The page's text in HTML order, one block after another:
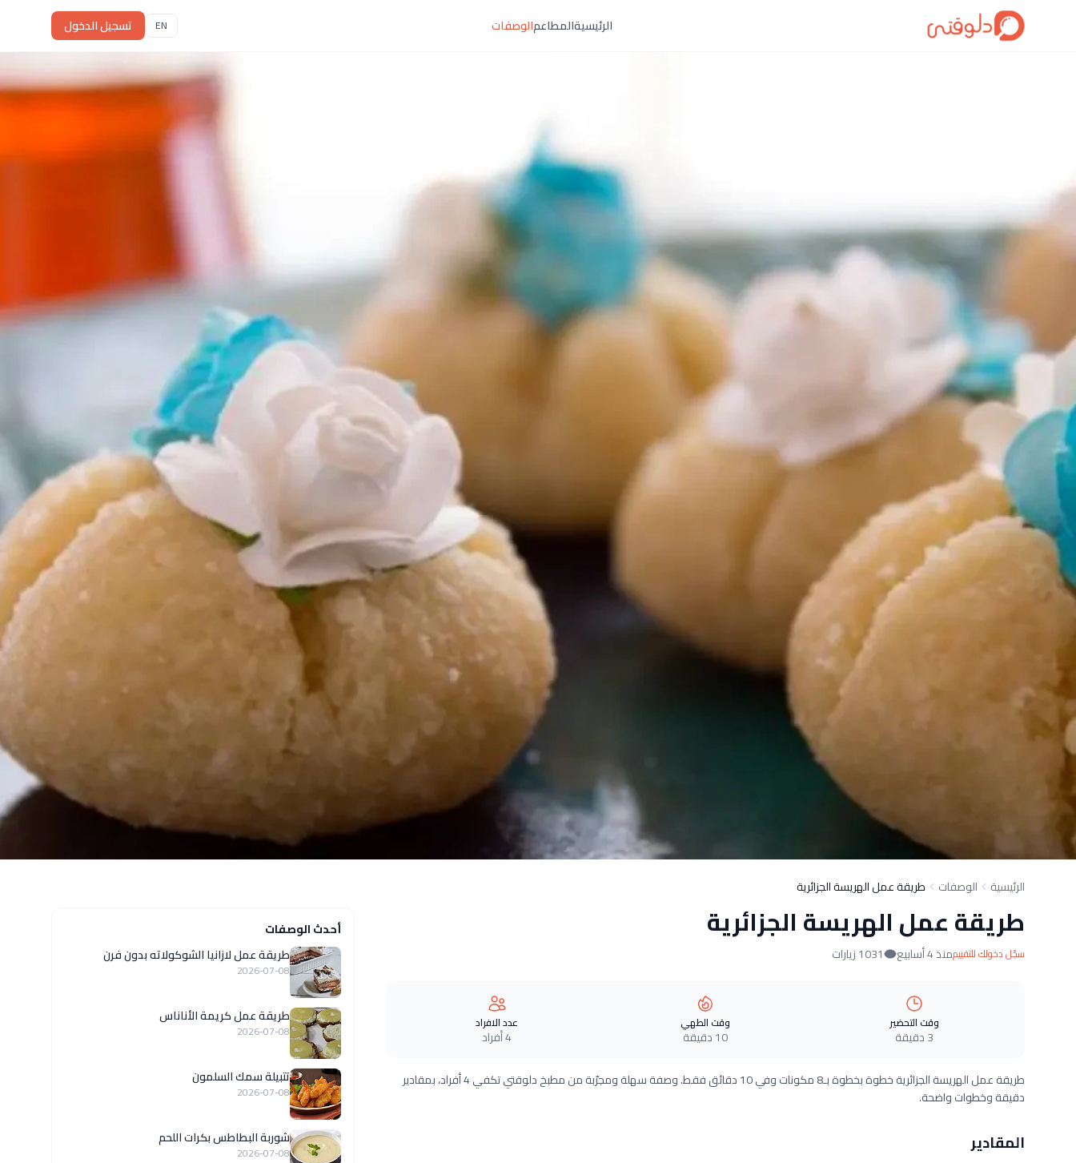
الرئيسيةالمطاعمالوصفات EN تسجيل الدخول
الرئيسية الوصفات طريقة عمل الهريسة الجزائرية
طريقة عمل الهريسة الجزائرية
سجّل دخولك للتقييممنذ 4 أسابيع 1031 زيارات
وقت التحضير
3 دقيقة
وقت الطهي
10 دقيقة
عدد الافراد
4 أفراد
طريقة عمل الهريسة الجزائرية خطوة بخطوة بـ8 مكونات وفي 10 دقائق فقط. وصفة سهلة ومجرّبة من مطبخ دلوقتي تكفي 4 أفراد، بمقادير
دقيقة وخطوات واضحة.
المقادير
أحدث الوصفات
طريقة عمل لازانيا الشوكولاته بدون فرن
2026-07-08
طريقة عمل كريمة الأناناس
2026-07-08
تتبيلة سمك السلمون
2026-07-08
شوربة البطاطس بكرات اللحم
2026-07-08